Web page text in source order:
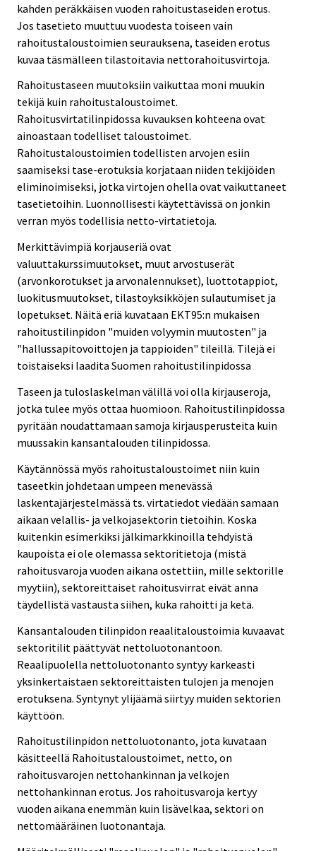
kahden peräkkäisen vuoden rahoitustaseiden erotus.
Jos tasetieto muuttuu vuodesta toiseen vain
rahoitustaloustoimien seurauksena, taseiden erotus
kuvaa täsmälleen tilastoitavia nettorahoitusvirtoja.
Rahoitustaseen muutoksiin vaikuttaa moni muukin
tekijä kuin rahoitustaloustoimet.
Rahoitusvirtatilinpidossa kuvauksen kohteena ovat
ainoastaan todelliset taloustoimet.
Rahoitustaloustoimien todellisten arvojen esiin
saamiseksi tase-erotuksia korjataan niiden tekijöiden
eliminoimiseksi, jotka virtojen ohella ovat vaikuttaneet
tasetietoihin. Luonnollisesti käytettävissä on jonkin
verran myös todellisia netto-virtatietoja.
Merkittävimpiä korjauseriä ovat
valuuttakurssimuutokset, muut arvostuserät
(arvonkorotukset ja arvonalennukset), luottotappiot,
luokitusmuutokset, tilastoyksikköjen sulautumiset ja
lopetukset. Näitä eriä kuvataan EKT95:n mukaisen
rahoitustilinpidon "muiden volyymin muutosten" ja
"hallussapitovoittojen ja tappioiden" tileillä. Tilejä ei
toistaiseksi laadita Suomen rahoitustilinpidossa
Taseen ja tuloslaskelman välillä voi olla kirjauseroja,
jotka tulee myös ottaa huomioon. Rahoitustilinpidossa
pyritään noudattamaan samoja kirjausperusteita kuin
muussakin kansantalouden tilinpidossa.
Käytännössä myös rahoitustaloustoimet niin kuin
taseetkin johdetaan umpeen menevässä
laskentajärjestelmässä ts. virtatiedot viedään samaan
aikaan velallis- ja velkojasektorin tietoihin. Koska
kuitenkin esimerkiksi jälkimarkkinoilla tehdyistä
kaupoista ei ole olemassa sektoritietoja (mistä
rahoitusvaroja vuoden aikana ostettiin, mille sektorille
myytiin), sektoreittaiset rahoitusvirrat eivät anna
täydellistä vastausta siihen, kuka rahoitti ja ketä.
Kansantalouden tilinpidon reaalitaloustoimia kuvaavat
sektoritilit päättyvät nettoluotonantoon.
Reaalipuolella nettoluotonanto syntyy karkeasti
yksinkertaistaen sektoreittaisten tulojen ja menojen
erotuksena. Syntynyt ylijäämä siirtyy muiden sektorien
käyttöön.
Rahoitustilinpidon nettoluotonanto, jota kuvataan
käsitteellä Rahoitustaloustoimet, netto, on
rahoitusvarojen nettohankinnan ja velkojen
nettohankinnan erotus. Jos rahoitusvaroja kertyy
vuoden aikana enemmän kuin lisävelkaa, sektori on
nettomääräinen luotonantaja.